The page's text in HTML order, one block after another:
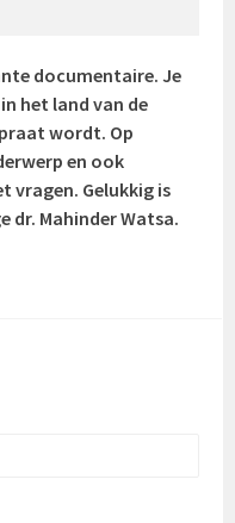
documentaire. Je
het land van de
wordt. Op
en ook
vragen. Gelukkig is
dr. Mahinder Watsa.